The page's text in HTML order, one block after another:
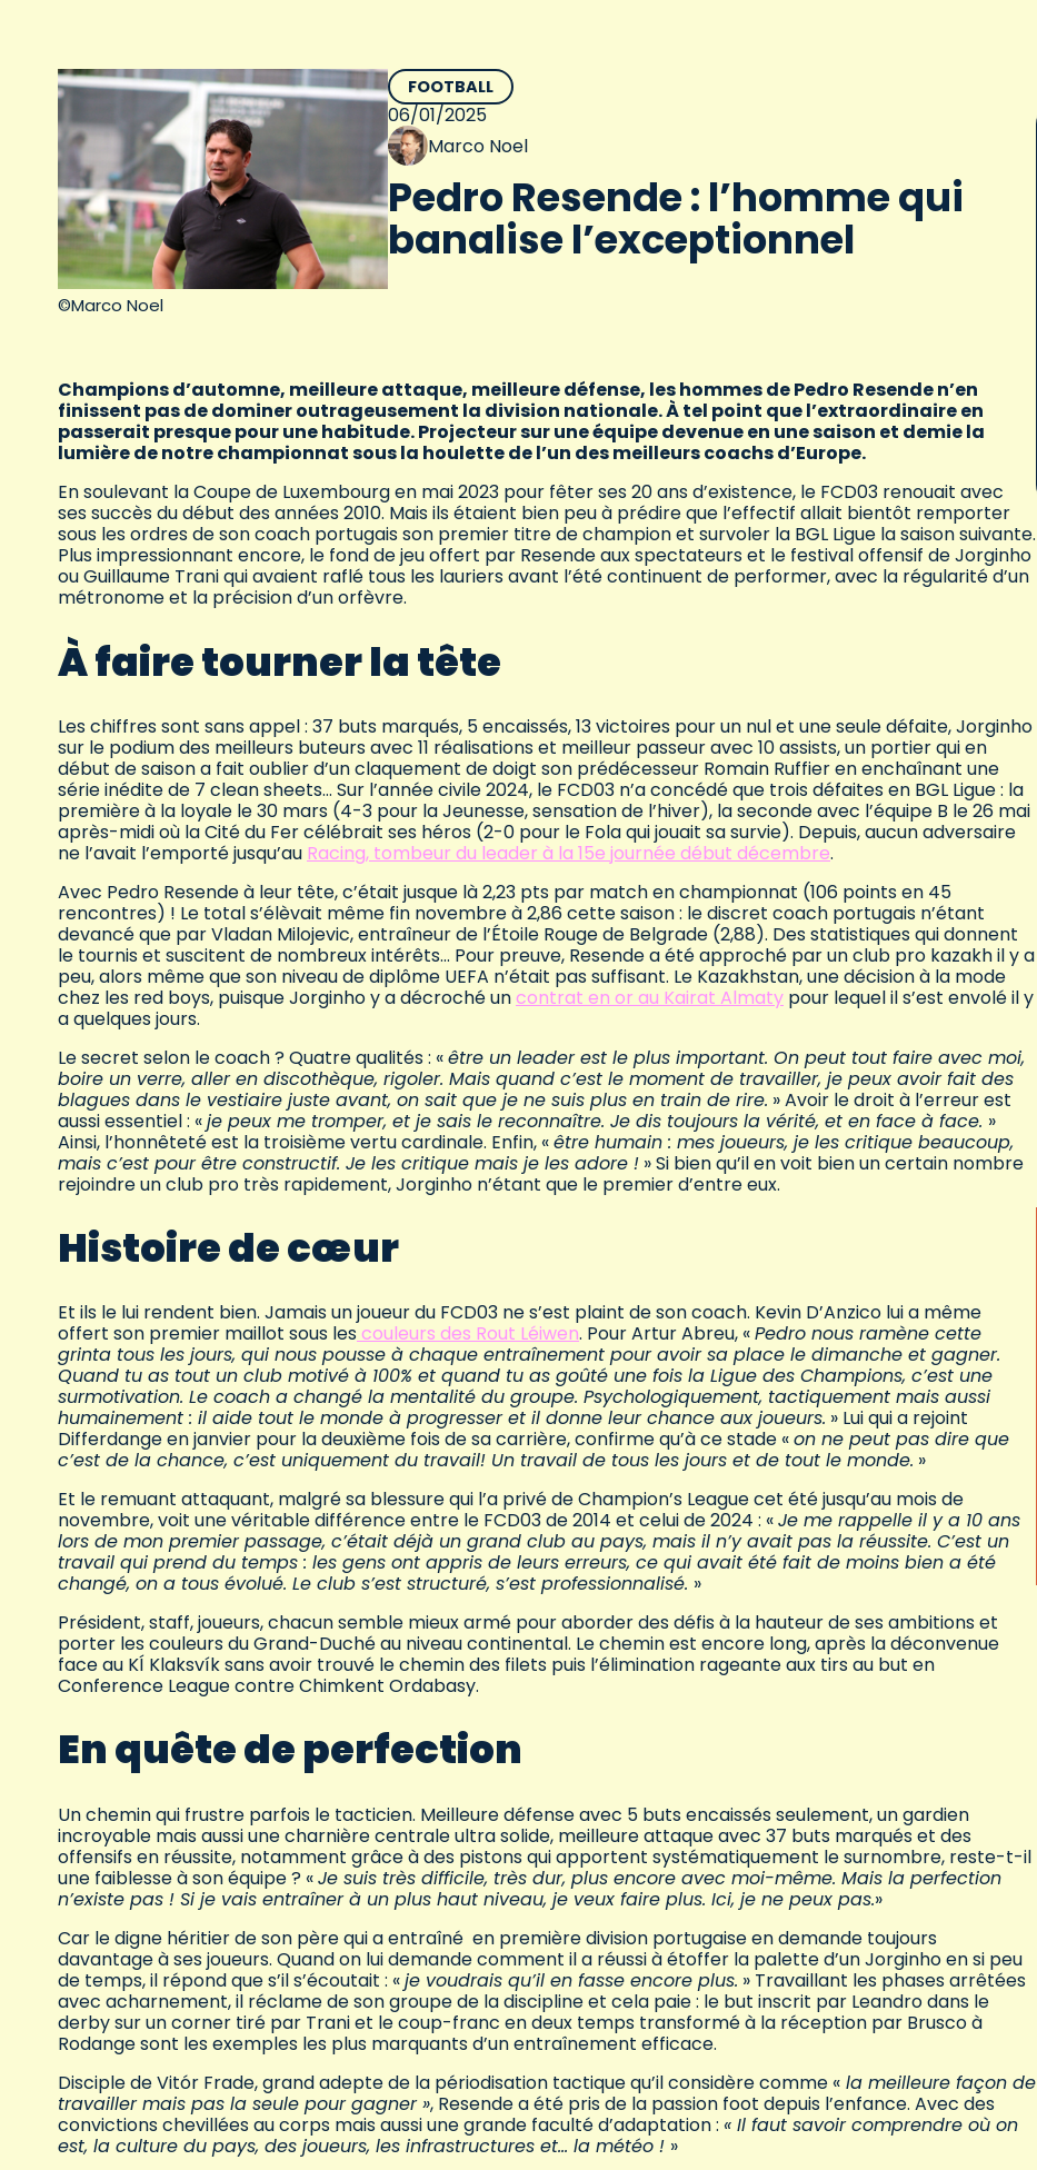
©Marco Noel
FOOTBALL
06/01/2025
Marco Noel
Pedro Resende : l’homme qui
banalise l’exceptionnel
Champions d’automne, meilleure attaque, meilleure défense, les hommes de Pedro Resende n’en
finissent pas de dominer outrageusement la division nationale. À tel point que l’extraordinaire en
passerait presque pour une habitude. Projecteur sur une équipe devenue en une saison et demie la
lumière de notre championnat sous la houlette de l’un des meilleurs coachs d’Europe.
En soulevant la Coupe de Luxembourg en mai 2023 pour fêter ses 20 ans d’existence, le FCD03 renouait avec
ses succès du début des années 2010. Mais ils étaient bien peu à prédire que l’effectif allait bientôt remporter
sous les ordres de son coach portugais son premier titre de champion et survoler la BGL Ligue la saison suivante.
Plus impressionnant encore, le fond de jeu offert par Resende aux spectateurs et le festival offensif de Jorginho
ou Guillaume Trani qui avaient raflé tous les lauriers avant l’été continuent de performer, avec la régularité d’un
métronome et la précision d’un orfèvre.
À faire tourner la tête
Les chiffres sont sans appel : 37 buts marqués, 5 encaissés, 13 victoires pour un nul et une seule défaite, Jorginho
sur le podium des meilleurs buteurs avec 11 réalisations et meilleur passeur avec 10 assists, un portier qui en
début de saison a fait oublier d’un claquement de doigt son prédécesseur Romain Ruffier en enchaînant une
série inédite de 7 clean sheets… Sur l’année civile 2024, le FCD03 n’a concédé que trois défaites en BGL Ligue : la
première à la loyale le 30 mars (4-3 pour la Jeunesse, sensation de l’hiver), la seconde avec l’équipe B le 26 mai
après-midi où la Cité du Fer célébrait ses héros (2-0 pour le Fola qui jouait sa survie). Depuis, aucun adversaire
ne l’avait l’emporté jusqu’au Racing, tombeur du leader à la 15e journée début décembre.
Avec Pedro Resende à leur tête, c’était jusque là 2,23 pts par match en championnat (106 points en 45
rencontres) ! Le total s’élèvait même fin novembre à 2,86 cette saison : le discret coach portugais n’étant
devancé que par Vladan Milojevic, entraîneur de l’Étoile Rouge de Belgrade (2,88). Des statistiques qui donnent
le tournis et suscitent de nombreux intérêts… Pour preuve, Resende a été approché par un club pro kazakh il y a
peu, alors même que son niveau de diplôme UEFA n’était pas suffisant. Le Kazakhstan, une décision à la mode
chez les red boys, puisque Jorginho y a décroché uncontrat en or au Kairat Almaty pour lequel il s’est envolé il y
a quelques jours.
Le secret selon le coach ? Quatre qualités : «être un leader est le plus important. On peut tout faire avec moi,
boire un verre, aller en discothèque, rigoler. Mais quand c’est le moment de travailler, je peux avoir fait des
blagues dans le vestiaire juste avant, on sait que je ne suis plus en train de rire. » Avoir le droit à l’erreur est
aussi essentiel : «je peux me tromper, et je sais le reconnaître. Je dis toujours la vérité, et en face à face. »
Ainsi, l’honnêteté est la troisième vertu cardinale. Enfin, «être humain : mes joueurs, je les critique beaucoup,
mais c’est pour être constructif. Je les critique mais je les adore ! » Si bien qu’il en voit bien un certain nombre
rejoindre un club pro très rapidement, Jorginho n’étant que le premier d’entre eux.
Histoire de cœur
Et ils le lui rendent bien. Jamais un joueur du FCD03 ne s’est plaint de son coach. Kevin D’Anzico lui a même
offert son premier maillot sous lescouleurs des Rout Léiwen. Pour Artur Abreu, «Pedro nous ramène cette
grinta tous les jours, qui nous pousse à chaque entraînement pour avoir sa place le dimanche et gagner.
Quand tu as tout un club motivé à 100% et quand tu as goûté une fois la Ligue des Champions, c’est une
surmotivation. Le coach a changé la mentalité du groupe. Psychologiquement, tactiquement mais aussi
humainement : il aide tout le monde à progresser et il donne leur chance aux joueurs. » Lui qui a rejoint
Differdange en janvier pour la deuxième fois de sa carrière, confirme qu’à ce stade «on ne peut pas dire que
c’est de la chance, c’est uniquement du travail! Un travail de tous les jours et de tout le monde. »
Et le remuant attaquant, malgré sa blessure qui l’a privé de Champion’s League cet été jusqu’au mois de
novembre, voit une véritable différence entre le FCD03 de 2014 et celui de 2024 : «Je me rappelle il y a 10 ans
lors de mon premier passage, c’était déjà un grand club au pays, mais il n’y avait pas la réussite. C’est un
travail qui prend du temps : les gens ont appris de leurs erreurs, ce qui avait été fait de moins bien a été
changé, on a tous évolué. Le club s’est structuré, s’est professionnalisé. »
Président, staff, joueurs, chacun semble mieux armé pour aborder des défis à la hauteur de ses ambitions et
porter les couleurs du Grand-Duché au niveau continental. Le chemin est encore long, après la déconvenue
face au KÍ Klaksvík sans avoir trouvé le chemin des filets puis l’élimination rageante aux tirs au but en
Conference League contre Chimkent Ordabasy.
En quête de perfection
Un chemin qui frustre parfois le tacticien. Meilleure défense avec 5 buts encaissés seulement, un gardien
incroyable mais aussi une charnière centrale ultra solide, meilleure attaque avec 37 buts marqués et des
offensifs en réussite, notamment grâce à des pistons qui apportent systématiquement le surnombre, reste-t-il
une faiblesse à son équipe ? «Je suis très difficile, très dur, plus encore avec moi-même. Mais la perfection
n’existe pas ! Si je vais entraîner à un plus haut niveau, je veux faire plus. Ici, je ne peux pas.»
Car le digne héritier de son père qui a entraîné en première division portugaise en demande toujours
davantage à ses joueurs. Quand on lui demande comment il a réussi à étoffer la palette d’un Jorginho en si peu
de temps, il répond que s’il s’écoutait : «je voudrais qu’il en fasse encore plus. » Travaillant les phases arrêtées
avec acharnement, il réclame de son groupe de la discipline et cela paie : le but inscrit par Leandro dans le
derby sur un corner tiré par Trani et le coup-franc en deux temps transformé à la réception par Brusco à
Rodange sont les exemples les plus marquants d’un entraînement efficace.
Disciple de Vitór Frade, grand adepte de la périodisation tactique qu’il considère comme « la meilleure façon de
travailler mais pas la seule pour gagner », Resende a été pris de la passion foot depuis l’enfance. Avec des
convictions chevillées au corps mais aussi une grande faculté d’adaptation : « Il faut savoir comprendre où on
est, la culture du pays, des joueurs, les infrastructures et… la météo ! »